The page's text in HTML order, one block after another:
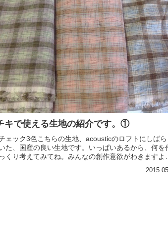
キで使える生地の紹介です。①
ェック3色こちらの生地、acousticのロフトにしばら
た、国産の良い生地です。いっぱいあるから、何を
くり考えてみてね。みんなの創作意欲がわきますよう